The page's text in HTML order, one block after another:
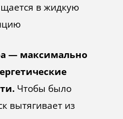
в жидкую
— максимально
Чтобы было
вытягивает из